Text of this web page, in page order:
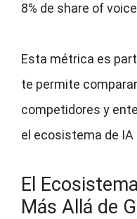
8% de share of
Esta métrica es
te permite
competidores y
el ecosistema de
El
Más Allá de